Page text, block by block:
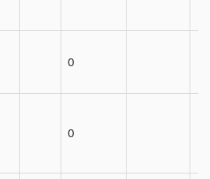
0
0